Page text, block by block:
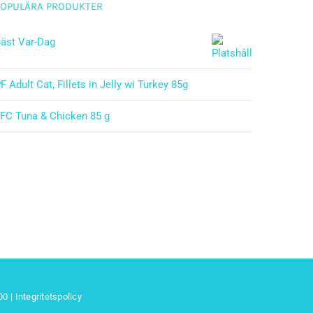
PRODUKTER
Var-Dag
Adult Cat, Fillets in Jelly wi Turkey 85g
Tuna & Chicken 85 g
| Integritetspolicy